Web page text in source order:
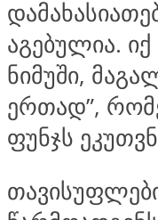
აგებულია.
ნიმუში,
ერთად”,
ფუნჯს